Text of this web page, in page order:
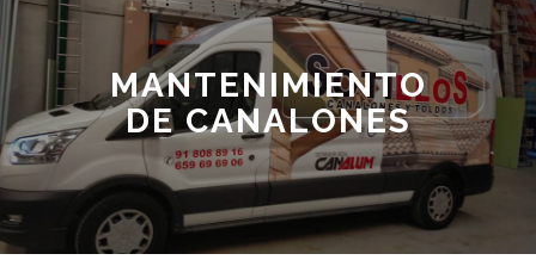
MANTENIMIENTO
DE CANALONES